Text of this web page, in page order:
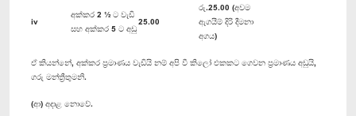
iv
අක්කර 2 ½ ට වැඩි
සහ අක්කර 5 ට අඩු
25.00
රු.25.00 (අවම
ඇගයීම් දිරි දීමනා
අගය)
ඒ කියන්නේ, අක්කර ප්‍රමාණය වැඩියි නම් අපි වී කිලෝ එකකට ගෙවන ප්‍රමාණය අඩුයි,
ගරු මන්ත්‍රීතුමනි.
(ආ) අදාළ නොවේ.